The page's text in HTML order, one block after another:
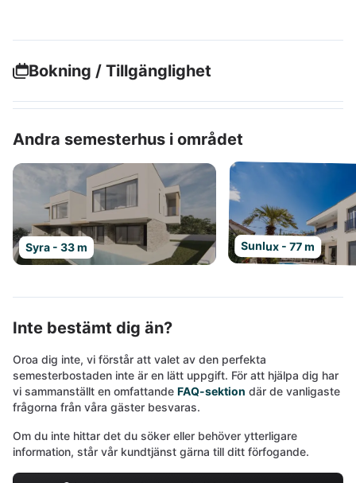
Bokning / Tillgänglighet
Andra semesterhus i området
Syra - 33 m Sunlux - 77 m
Inte bestämt dig än?
Oroa dig inte, vi förstår att valet av den perfekta
semesterbostaden inte är en lätt uppgift. För att hjälpa dig har
vi sammanställt en omfattande FAQ-sektion där de vanligaste
frågorna från våra gäster besvaras.
Om du inte hittar det du söker eller behöver ytterligare
information, står vår kundtjänst gärna till ditt förfogande.